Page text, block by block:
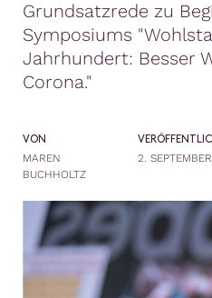
Grundsatzrede zu
Symposiums
Jahrhundert: Besser
Corona."
VON
MAREN
BUCHHOLTZ
2.